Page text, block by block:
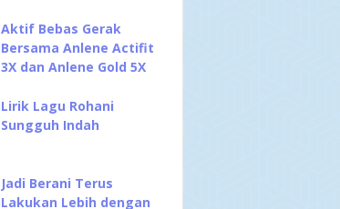
Aktif Bebas Gerak
Bersama Anlene Actifit
3X dan Anlene Gold 5X
Lirik Lagu Rohani
Sungguh Indah
Jadi Berani Terus
Lakukan Lebih dengan